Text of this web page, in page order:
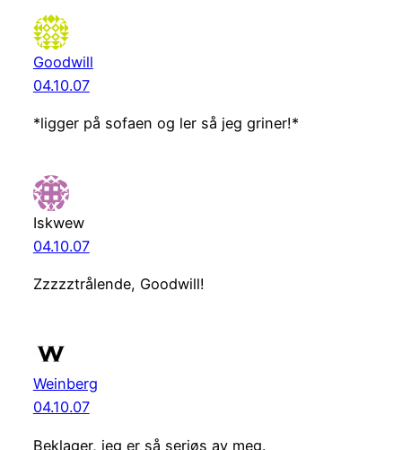
Goodwill
04.10.07
*ligger på sofaen og ler så jeg griner!*
Iskwew
04.10.07
Zzzzztrålende, Goodwill!
Weinberg
04.10.07
Beklager, jeg er så seriøs av meg.